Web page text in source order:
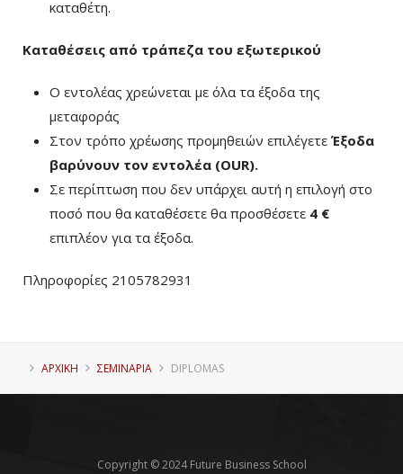
καταθέτη.
Καταθέσεις από τράπεζα του εξωτερικού
Ο εντολέας χρεώνεται με όλα τα έξοδα της
μεταφοράς
Στον τρόπο χρέωσης προμηθειών επιλέγετε Έξοδα
βαρύνουν τον εντολέα (ΟUR).
Σε περίπτωση που δεν υπάρχει αυτή η επιλογή στο
ποσό που θα καταθέσετε θα προσθέσετε 4 €
επιπλέον για τα έξοδα.
Πληροφορίες 2105782931
ΑΡΧΙΚΗ ΣΕΜΙΝΑΡΙΑ DIPLOMAS
Copyright © 2024 Future Business School